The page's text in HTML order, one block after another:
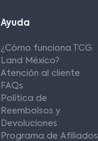
Ayuda
¿Cómo funciona TCG
Land México?
Atención al cliente
FAQs
Política de
Reembolsos y
Devoluciones
Programa de Afiliados